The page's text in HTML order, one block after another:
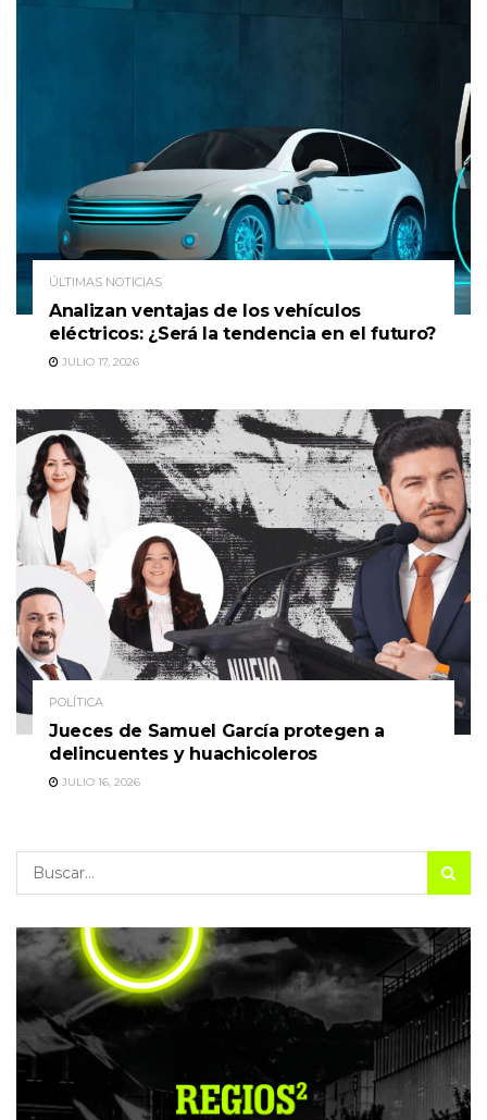
ÚLTIMAS NOTICIAS
Analizan ventajas de los vehículos
eléctricos: ¿Será la tendencia en el futuro?
JULIO 17, 2026
POLÍTICA
Jueces de Samuel García protegen a
delincuentes y huachicoleros
JULIO 16, 2026